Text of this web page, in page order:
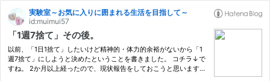
実験室～お気に入りに囲まれる生活を目指して～
id:muimui57
「1週7捨て」その後。
以前、「1日1捨て」したいけど精神的・体力的余裕がないから「1
週7捨て」にしようと決めたということを書きました。 コチラ↓で
すね。 2か月以上経ったので、現状報告をしておこうと思います。